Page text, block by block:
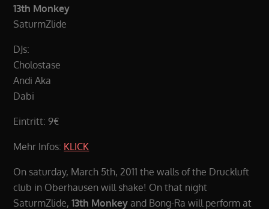
13th Monkey
SaturmZlide
DJs:
Cholostase
Andi Aka
Dabi
Eintritt: 9€
Mehr Infos: KLICK
On saturday, March 5th, 2011 the walls of the Druckluft
club in Oberhausen will shake! On that night
SaturmZlide,13th Monkey and Bong-Ra will perform at